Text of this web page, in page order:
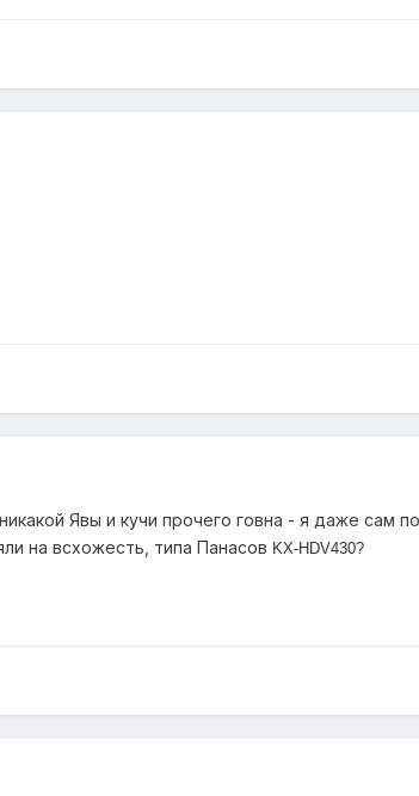
Явы и кучи прочего говна - я даже сам
на всхожесть, типа Панасов KX-HDV430?